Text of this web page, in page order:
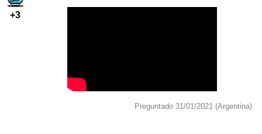
+3
Preguntado 31/01/2021 (Argentina)